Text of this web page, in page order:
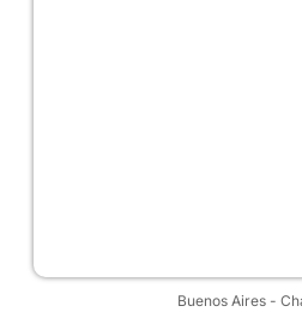
Buenos Aires-